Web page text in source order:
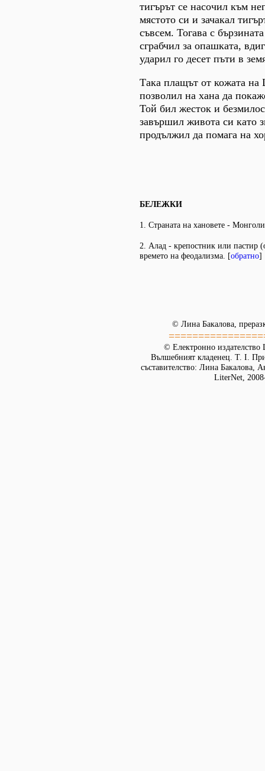
тигърът се насочил към
мястото си и зачакал
съвсем. Тогава с
сграбчил за опашката,
ударил го десет пъти в
Така плащът от кожата на
позволил на хана да
Той бил жесток и
завършил живота си като
продължил да помага на
БЕЛЕЖКИ
1. Страната на хановете -
2. Алад - крепостник или пастир
времето на феодализма. [обратно]
© Лина Бакалова,
© Електронно издателство
Вълшебният кладенец. Т. I.
съставителство: Лина Бакалова,
LiterNet,